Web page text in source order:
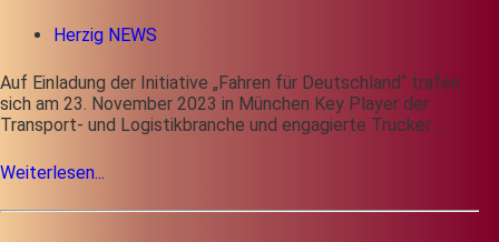
Herzig NEWS
Auf Einladung der Initiative „Fahren für Deutschland“ trafen
sich am 23. November 2023 in München Key Player der
Transport- und Logistikbranche und engagierte Trucker …
Weiterlesen...